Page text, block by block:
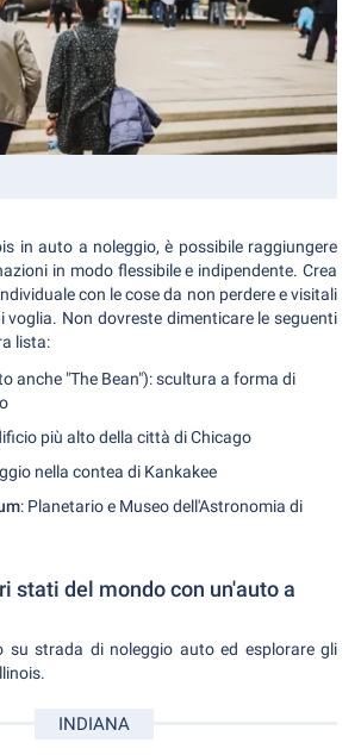
in auto a noleggio, è possibile raggiungere
in modo flessibile e indipendente. Crea
con le cose da non perdere e visitali
voglia. Non dovreste dimenticare le seguenti
lista:
anche "The Bean"): scultura a forma di
più alto della città di Chicago
nella contea di Kankakee
: Planetario e Museo dell'Astronomia di
stati del mondo con un'auto a
su strada di noleggio auto ed esplorare gli
INDIANA